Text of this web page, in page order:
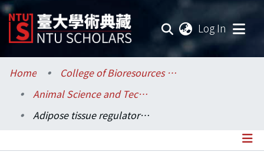
Log In
Communities & Collections
Research Outputs
Home
College of Bioresources and Agriculture / 生物資源暨農學院
Animal Science and Technology / 動物科學技術學系
Adipose tissue regulatory transcript expression in obese versus lean pigs